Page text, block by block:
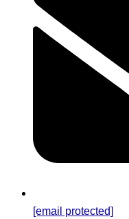
[email protected]